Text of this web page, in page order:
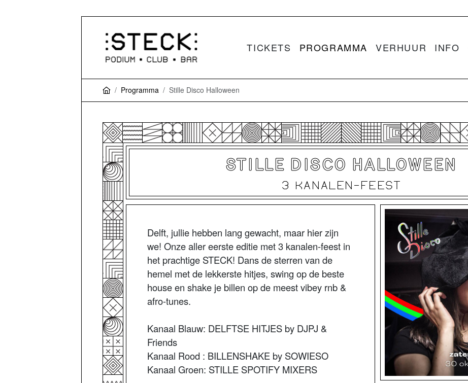
TICKETS PROGRAMMA VERHUUR INFO
Programma Stille Disco Halloween
STILLE DISCO HALLOWEEN
3 KANALEN-FEEST
Delft, jullie hebben lang gewacht, maar hier zijn
we! Onze aller eerste editie met 3 kanalen-feest in
het prachtige STECK! Dans de sterren van de
hemel met de lekkerste hitjes, swing op de beste
house en shake je billen op de meest vibey rnb &
afro-tunes.
Kanaal Blauw: DELFTSE HITJES by DJPJ &
Friends
Kanaal Rood : BILLENSHAKE by SOWIESO
Kanaal Groen: STILLE SPOTIFY MIXERS